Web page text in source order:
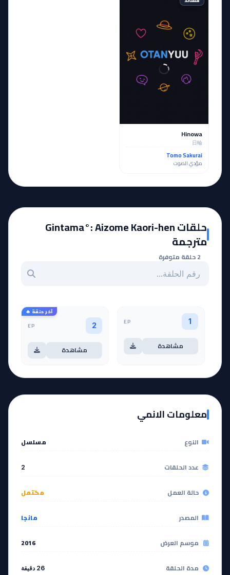
Hinowa
日輪
Tomo Sakurai
مؤدي الصوت
حلقات Gintama°: Aizome Kaori-hen
مترجمة
2 حلقة متوفرة
بحث عن حلقة بالرقم
1
EP
مشاهدة
آخر حلقة 🔥
2
EP
مشاهدة
معلومات الانمي
النوع مسلسل
عدد الحلقات 2
حالة العمل مكتمل
المصدر مانجا
موسم العرض 2016
مدة الحلقة 26 دقيقة